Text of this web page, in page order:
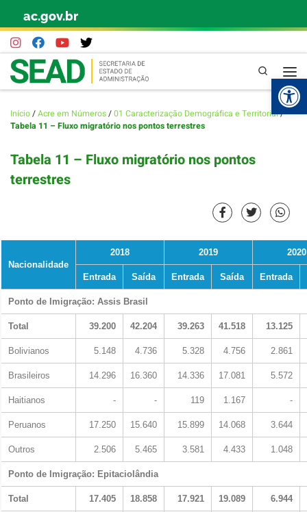
Skip to content
ac.gov.br
Pesquisa
Início/Acre em Números/01 Caracterização Demográfica e Territorial/
Tabela 11 – Fluxo migratório nos pontos terrestres
Tabela 11 – Fluxo migratório nos pontos
terrestres
Nacionalidade
2018 2019 2020
Entrada Saída Entrada Saída Entrada
Ponto de Imigração: Assis Brasil
Total 39.200 42.204 39.263 41.518 13.125
Bolivianos 5.148 4.736 5.328 4.756 2.861
Brasileiros 14.296 16.360 14.336 17.081 5.572
Haitianos - - 119 1.167 -
Peruanos 17.250 15.640 15.899 14.068 3.644
Outros 2.506 5.465 3.581 4.433 1.048
Ponto de Imigração: Epitaciolândia
Total 17.405 18.858 17.921 19.089 6.944